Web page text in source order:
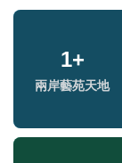
1+
兩岸藝苑天地
17+
2024總統大選